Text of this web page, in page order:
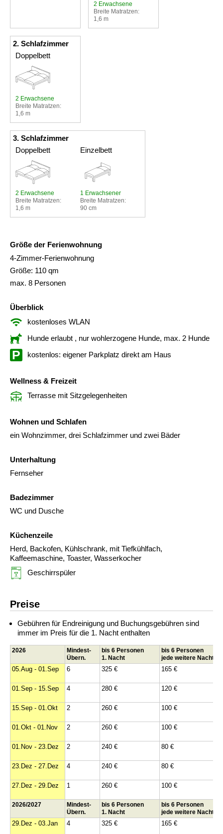
2 Erwachsene
Breite Matratzen:
1,6 m
2. Schlafzimmer
Doppelbett
2 Erwachsene
Breite Matratzen:
1,6 m
3. Schlafzimmer
Doppelbett
2 Erwachsene
Breite Matratzen:
1,6 m
Einzelbett
1 Erwachsener
Breite Matratzen:
90 cm
Größe der Ferienwohnung
4-Zimmer-Ferienwohnung
Größe: 110 qm
max. 8 Personen
Überblick
kostenloses WLAN
Hunde erlaubt , nur wohlerzogene Hunde, max. 2 Hunde
kostenlos: eigener Parkplatz direkt am Haus
Wellness & Freizeit
Terrasse mit Sitzgelegenheiten
Wohnen und Schlafen
ein Wohnzimmer, drei Schlafzimmer und zwei Bäder
Unterhaltung
Fernseher
Badezimmer
WC und Dusche
Küchenzeile
Herd, Backofen, Kühlschrank, mit Tiefkühlfach,
Kaffeemaschine, Toaster, Wasserkocher
Geschirrspüler
Preise
Gebühren für Endreinigung und Buchungsgebühren sind
immer im Preis für die 1. Nacht enthalten
2026
Mindest-
Übern.
bis 6 Personen
1. Nacht
bis 6 Personen
jede weitere Nacht
05.Aug - 01.Sep 6 325 € 165 €
01.Sep - 15.Sep
4 280 € 120 €
15.Sep - 01.Okt
2 260 € 100 €
01.Okt - 01.Nov
2 260 € 100 €
01.Nov - 23.Dez
2 240 € 80 €
23.Dez - 27.Dez
4 240 € 80 €
27.Dez - 29.Dez
1 260 € 100 €
2026/2027
Mindest-
Übern.
bis 6 Personen
1. Nacht
bis 6 Personen
jede weitere Nacht
29.Dez - 03.Jan 4 325 € 165 €